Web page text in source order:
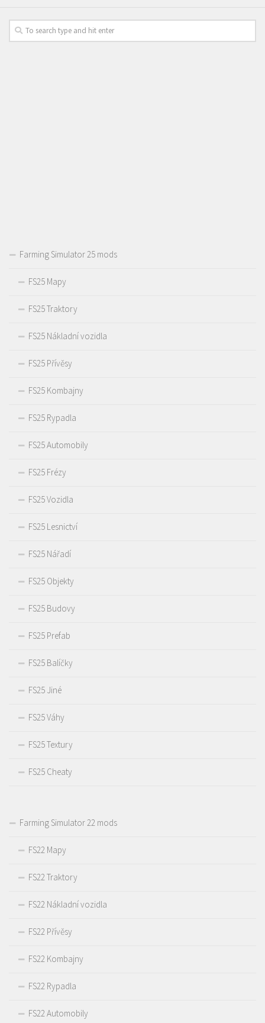
Farming Simulator 25 mods
FS25 Mapy
FS25 Traktory
FS25 Nákladní vozidla
FS25 Přívěsy
FS25 Kombajny
FS25 Rypadla
FS25 Automobily
FS25 Frézy
FS25 Vozidla
FS25 Lesnictví
FS25 Nářadí
FS25 Objekty
FS25 Budovy
FS25 Prefab
FS25 Balíčky
FS25 Jiné
FS25 Váhy
FS25 Textury
FS25 Cheaty
Farming Simulator 22 mods
FS22 Mapy
FS22 Traktory
FS22 Nákladní vozidla
FS22 Přívěsy
FS22 Kombajny
FS22 Rypadla
FS22 Automobily